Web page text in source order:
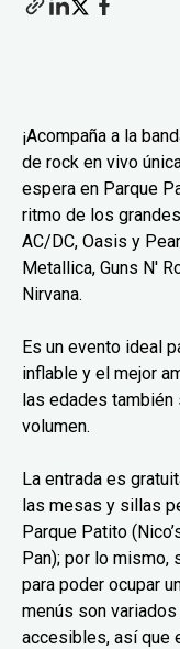
¡Acompaña a la
de rock en vivo
espera en Parque
ritmo de los
AC/DC, Oasis y
Metallica, Guns N'
Nirvana.
Es un evento ideal
inflable y el mejor
las edades también
volumen.
La entrada es
las mesas y sillas
Parque Patito
Pan); por lo mismo,
para poder ocupar
menús son
accesibles, así que